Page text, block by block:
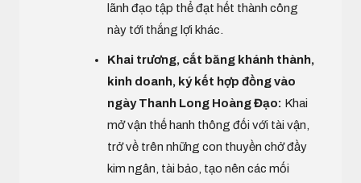
lãnh đạo tập thể đạt hết thành công
này tới thắng lợi khác.
Khai trương, cắt băng khánh thành,
kinh doanh, ký kết hợp đồng vào
ngày Thanh Long Hoàng Đạo: Khai
mở vận thế hanh thông đối với tài vận,
trở về trên những con thuyền chở đầy
kim ngân, tài bảo, tạo nên các mối